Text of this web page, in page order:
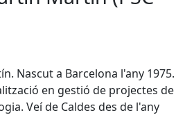
Nascut a Barcelona l'any 1975.
en gestió de projectes de
Veí de Caldes des de l'any